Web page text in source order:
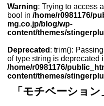
Warning: Trying to access
bool in /home/r0981176/
mg.co.jp/blog/wp-
content/themes/
Deprecated : trim():
of type string is deprecated
/home/r0981176/
content/themes/
「モチベーショ